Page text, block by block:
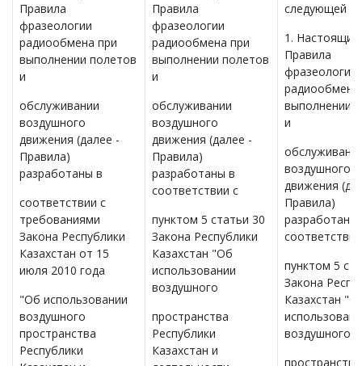
Правила
фразеологии
радиообмена при
выполнении полетов
и
обслуживании
воздушного
движения (далее -
Правила)
разработаны в
соответствии с
требованиями
Закона Республики
Казахстан от 15
июля 2010 года
"Об использовании
воздушного
пространства
Республики
Правила
фразеологии
радиообмена при
выполнении полетов
и
обслуживании
воздушного
движения (далее -
Правила)
разработаны в
соответствии с
пунктом 5 статьи 30
Закона Республики
Казахстан "Об
использовании
воздушного
пространства
Республики
Казахстан и
следующей
1. Настоящие
Правила
фразеологии
радиообмена
выполнении
и
воздушного
движения
Правила)
разработаны
пунктом 5
Закона
Казахстан
воздушного
пространства